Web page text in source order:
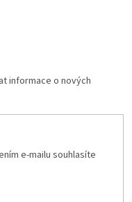
informace o nových
e-mailu souhlasíte